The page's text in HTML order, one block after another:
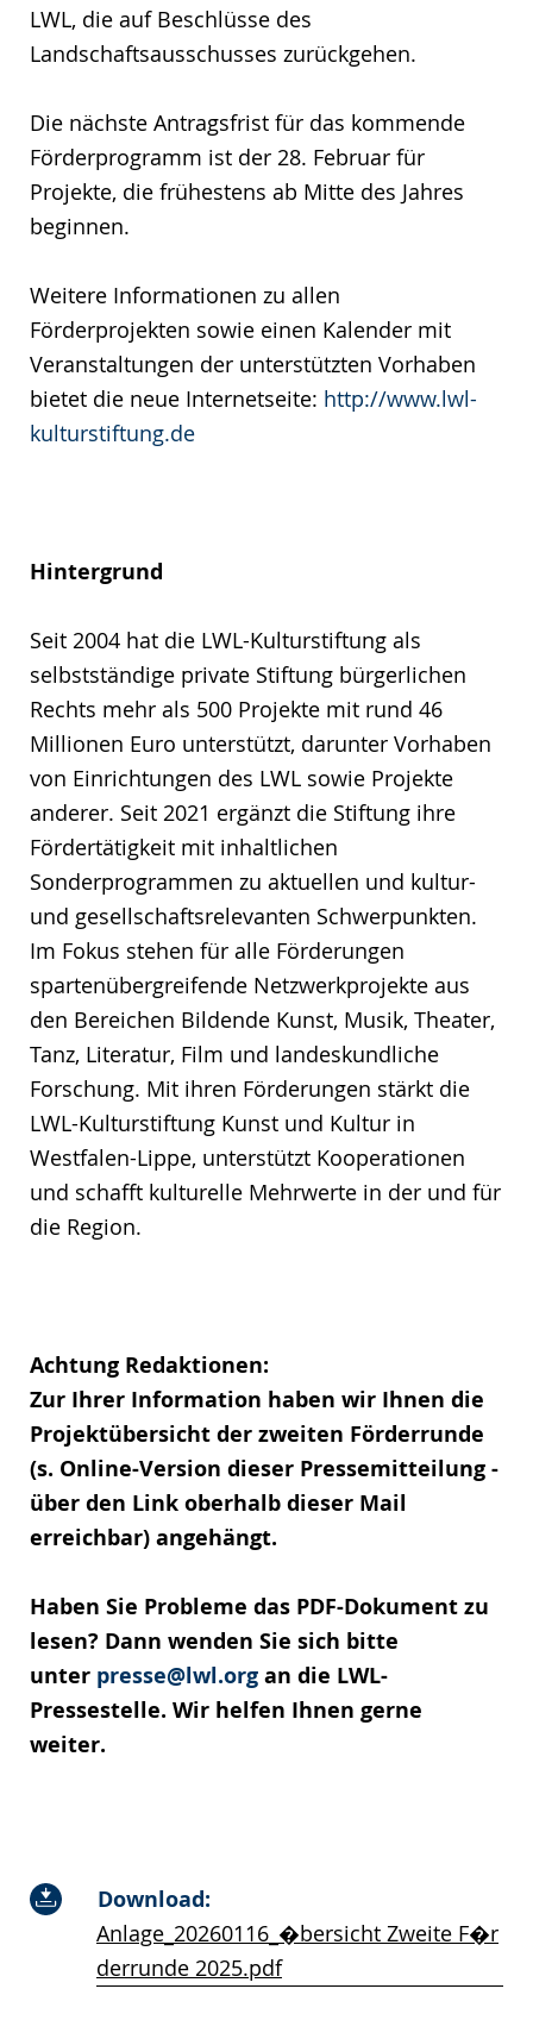
LWL, die auf Beschlüsse des
Landschaftsausschusses zurückgehen.
Die nächste Antragsfrist für das kommende
Förderprogramm ist der 28. Februar für
Projekte, die frühestens ab Mitte des Jahres
beginnen.
Weitere Informationen zu allen
Förderprojekten sowie einen Kalender mit
Veranstaltungen der unterstützten Vorhaben
bietet die neue Internetseite: http://www.lwl-
kulturstiftung.de
Hintergrund
Seit 2004 hat die LWL-Kulturstiftung als
selbstständige private Stiftung bürgerlichen
Rechts mehr als 500 Projekte mit rund 46
Millionen Euro unterstützt, darunter Vorhaben
von Einrichtungen des LWL sowie Projekte
anderer. Seit 2021 ergänzt die Stiftung ihre
Fördertätigkeit mit inhaltlichen
Sonderprogrammen zu aktuellen und kultur-
und gesellschaftsrelevanten Schwerpunkten.
Im Fokus stehen für alle Förderungen
spartenübergreifende Netzwerkprojekte aus
den Bereichen Bildende Kunst, Musik, Theater,
Tanz, Literatur, Film und landeskundliche
Forschung. Mit ihren Förderungen stärkt die
LWL-Kulturstiftung Kunst und Kultur in
Westfalen-Lippe, unterstützt Kooperationen
und schafft kulturelle Mehrwerte in der und für
die Region.
Achtung Redaktionen:
Zur Ihrer Information haben wir Ihnen die
Projektübersicht der zweiten Förderrunde
(s. Online-Version dieser Pressemitteilung -
über den Link oberhalb dieser Mail
erreichbar) angehängt.
Haben Sie Probleme das PDF-Dokument zu
lesen? Dann wenden Sie sich bitte
unter presse@lwl.org an die LWL-
Pressestelle. Wir helfen Ihnen gerne
weiter.
Download:
Anlage_20260116_�bersicht Zweite F�r
derrunde 2025.pdf